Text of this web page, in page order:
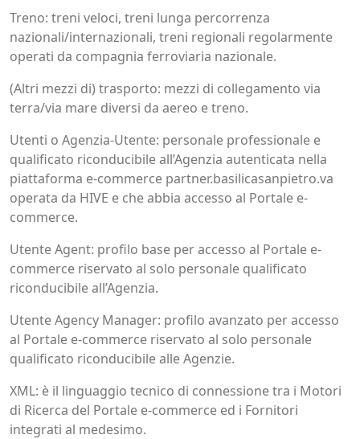
Treno: treni veloci, treni lunga percorrenza
nazionali/internazionali, treni regionali regolarmente
operati da compagnia ferroviaria nazionale.
(Altri mezzi di) trasporto: mezzi di collegamento via
terra/via mare diversi da aereo e treno.
Utenti o Agenzia-Utente: personale professionale e
qualificato riconducibile all’Agenzia autenticata nella
piattaforma e-commerce partner.basilicasanpietro.va
operata da HIVE e che abbia accesso al Portale e-
commerce.
Utente Agent: profilo base per accesso al Portale e-
commerce riservato al solo personale qualificato
riconducibile all’Agenzia.
Utente Agency Manager: profilo avanzato per accesso
al Portale e-commerce riservato al solo personale
qualificato riconducibile alle Agenzie.
XML: è il linguaggio tecnico di connessione tra i Motori
di Ricerca del Portale e-commerce ed i Fornitori
integrati al medesimo.